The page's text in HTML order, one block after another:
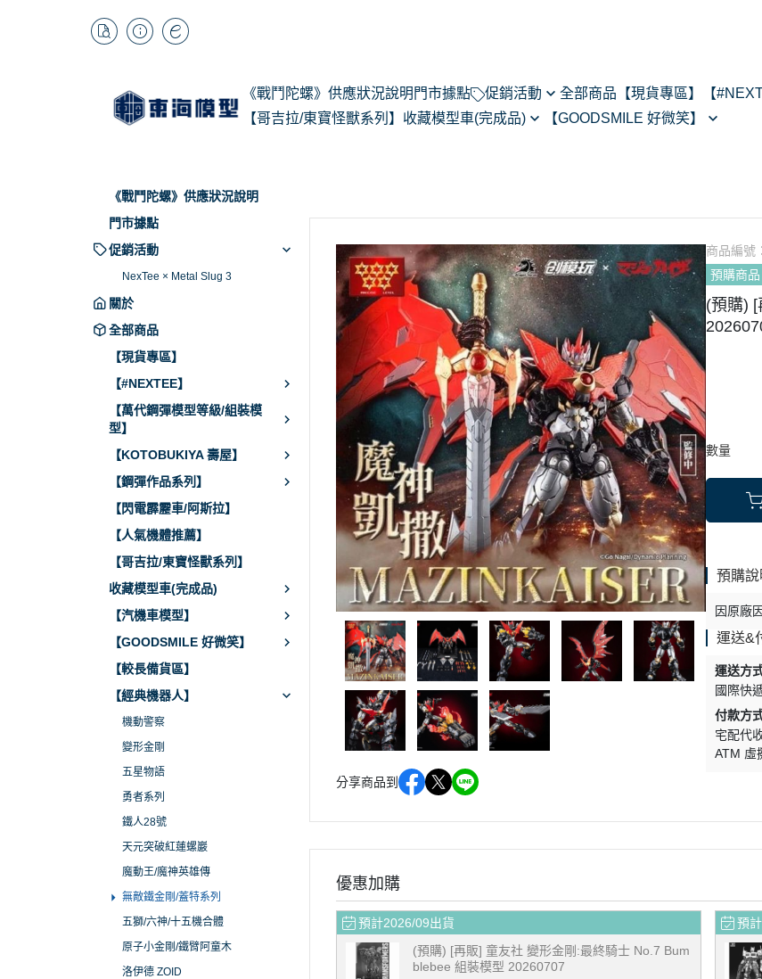
《戰鬥陀螺》供應狀況說明 門市據點 促銷活動 全部商品 【現貨專區】 【
あるある
翻轉模玩
Legendary系列
PIXEL
NEXT系列
其他系列
【哥吉拉/東寶怪獸系列】 收藏模型車(完成品)
BBR
【GOODSMILE 好微笑】
POP UP PARADE
黏土人/黏土娃
Max Factory
CHITOCERIUM
PVC
HELLO! GOOD SMILE
THE合體
《戰鬥陀螺》供應狀況說明
門市據點
促銷活動
NexTee × Metal Slug 3
關於
全部商品
【現貨專區】
【#NEXTEE】
【萬代鋼彈模型等級/組裝模
型】
【KOTOBUKIYA 壽屋】
【鋼彈作品系列】
【閃電霹靂車/阿斯拉】
【人氣機體推薦】
【哥吉拉/東寶怪獸系列】
收藏模型車(完成品)
【汽機車模型】
【GOODSMILE 好微笑】
【較長備貨區】
【經典機器人】
機動警察
變形金剛
五星物語
勇者系列
鐵人28號
天元突破紅蓮螺巖
魔動王/魔神英雄傳
無敵鐵金剛/蓋特系列
五獅/六神/十五機合體
原子小金剛/鐵臂阿童木
洛伊德 ZOID
分享商品到
商品編號：
預購商品
(預購)
數量
預購說
因原廠
運送&
運送方
國際快
付款方
宅配代
ATM 虛
優惠加購
預計2026/09出貨
(預購) [再販] 童友社 變形金剛:最終騎士 No.7 Bum
blebee 組裝模型 20260707
預